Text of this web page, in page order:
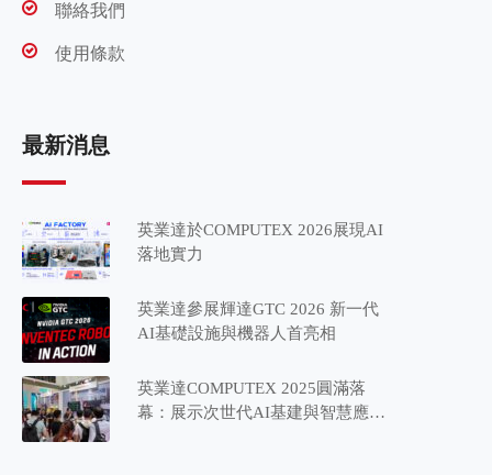
聯絡我們
使用條款
最新消息
英業達於COMPUTEX 2026展現AI
落地實力
英業達參展輝達GTC 2026 新一代
AI基礎設施與機器人首亮相
英業達COMPUTEX 2025圓滿落
幕：展示次世代AI基建與智慧應用